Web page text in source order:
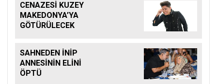
CENAZESİ KUZEY
MAKEDONYA’YA
GÖTÜRÜLECEK
SAHNEDEN İNİP
ANNESİNİN ELİNİ
ÖPTÜ